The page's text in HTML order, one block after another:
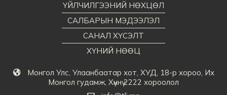
Монгол Улс, Улаанбаатар хот, ХУД, 18-р хороо, Их
Монгол гудамж, Хүннү 2222 хороолол
ҮЙЛЧИЛГЭЭНИЙ НӨХЦӨЛ
САЛБАРЫН МЭДЭЭЛЭЛ
САНАЛ ХҮСЭЛТ
ХҮНИЙ НӨӨЦ